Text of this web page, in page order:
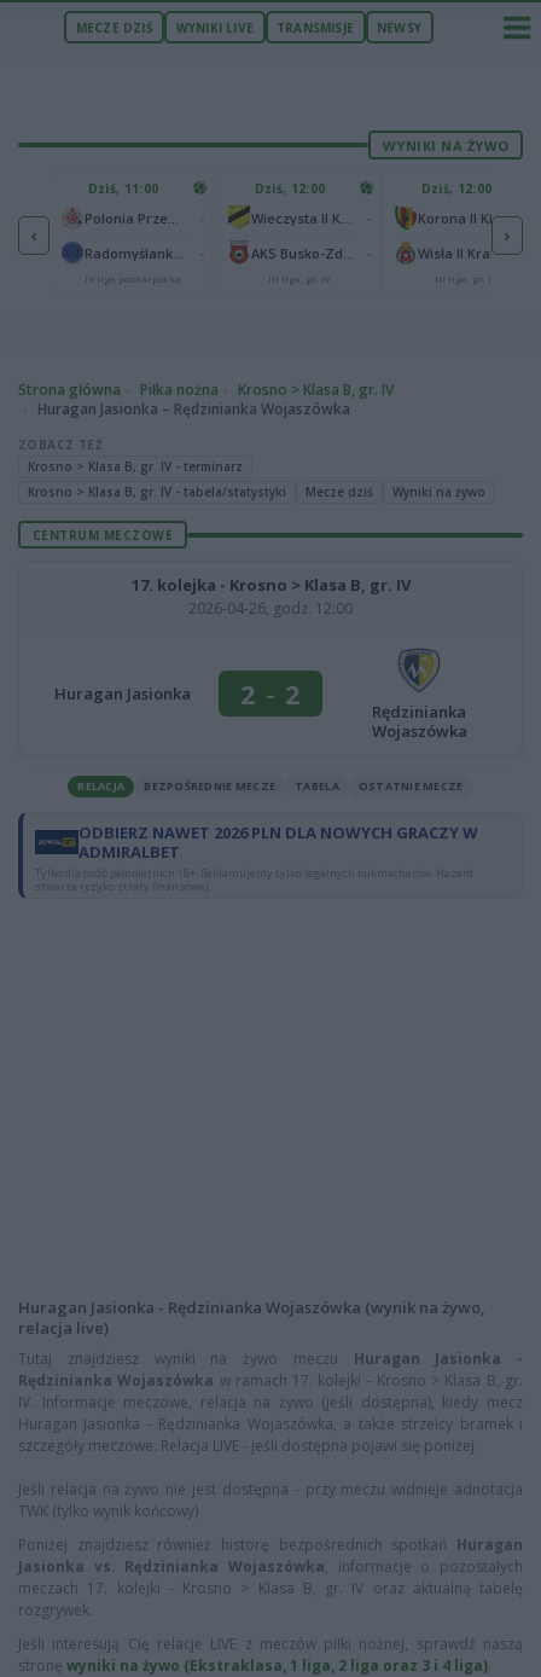
MECZE DZIŚ WYNIKI LIVE TRANSMISJE NEWSY
WYNIKI NA ŻYWO
‹
1
1
Dziś, 11:00
IV liga podkarpacka
Dziś, 12:00
III liga, gr. IV
Dziś, 12:00
Korona II Kielce
Wisła II Kraków
III liga, gr. IV
›
Strona główna Piłka nożna
Krosno > Klasa B, gr. IV
Huragan Jasionka – Rędzinianka Wojaszówka
ZOBACZ TEŻ
Krosno > Klasa B, gr. IV - terminarz
Krosno > Klasa B, gr. IV - tabela/statystyki
Mecze dziś Wyniki na żywo
CENTRUM MECZOWE
17. kolejka - Krosno > Klasa B, gr. IV
2026-04-26, godz. 12:00
Huragan Jasionka 2 - 2
Rędzinianka
Wojaszówka
RELACJA BEZPOŚREDNIE MECZE TABELA OSTATNIE MECZE
ODBIERZ NAWET 2026 PLN DLA NOWYCH GRACZY W
ADMIRALBET
Tylko dla osób pełnoletnich 18+. Reklamujemy tylko legalnych bukmacherów. Hazard
stwarza ryzyko straty finansowej.
Huragan Jasionka - Rędzinianka Wojaszówka (wynik na żywo,
relacja live)
Tutaj znajdziesz wyniki na żywo meczu Huragan Jasionka -
Rędzinianka Wojaszówka w ramach 17. kolejki - Krosno > Klasa B, gr.
IV. Informacje meczowe, relacja na żywo (jeśli dostępna), kiedy mecz
Huragan Jasionka - Rędzinianka Wojaszówka, a także strzelcy bramek i
szczegóły meczowe. Relacja LIVE - jeśli dostępna pojawi się poniżej.
Jeśli relacja na żywo nie jest dostępna - przy meczu widnieje adnotacja
TWK (tylko wynik końcowy)
Poniżej znajdziesz również historę bezpośrednich spotkań Huragan
Jasionka vs. Rędzinianka Wojaszówka, informacje o pozostałych
meczach 17. kolejki - Krosno > Klasa B, gr. IV oraz aktualną tabelę
rozgrywek.
Jeśli interesują Cię relacje LIVE z meczów piłki nożnej, sprawdź naszą
stronę wyniki na żywo (Ekstraklasa, 1 liga, 2 liga oraz 3 i 4 liga).